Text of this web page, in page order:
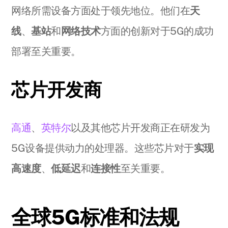
网络所需设备方面处于领先地位。他们在天
线、基站和 网络技术方面的创新对于5G的成功
部署至关重要。
芯片开发商
高通、 英特尔以及其他芯片开发商正在研发为
5G设备提供动力的处理器。这些芯片对于实现
高速度、低延迟和连接性至关重要。
全球5G标准和法规